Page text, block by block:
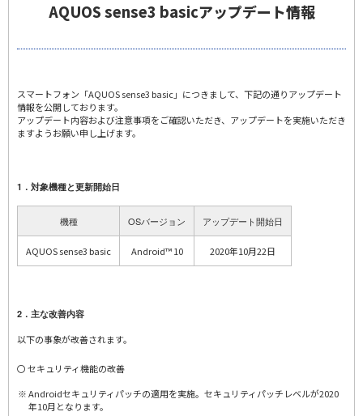
AQUOS sense3 basicアップデート情報
スマートフォン「AQUOS sense3 basic」につきまして、下記の通りアップデート
情報を公開しております。
アップデート内容および注意事項をご確認いただき、アップデートを実施いただき
ますようお願い申し上げます。
1．対象機種と更新開始日
機種 OSバージョン アップデート開始日
AQUOS sense3 basic Android™ 10 2020年10月22日
2．主な改善内容
以下の事象が改善されます。
〇 セキュリティ機能の改善
Androidセキュリティパッチの適用を実施。セキュリティパッチレベルが2020
年10月となります。